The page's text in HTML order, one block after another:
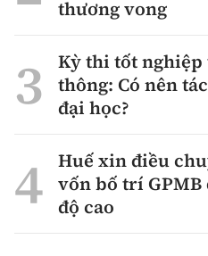
thương vong
Kỳ thi tốt
thông: Có nên
đại học?
Huế xin điều
vốn bố trí GPMB
độ cao